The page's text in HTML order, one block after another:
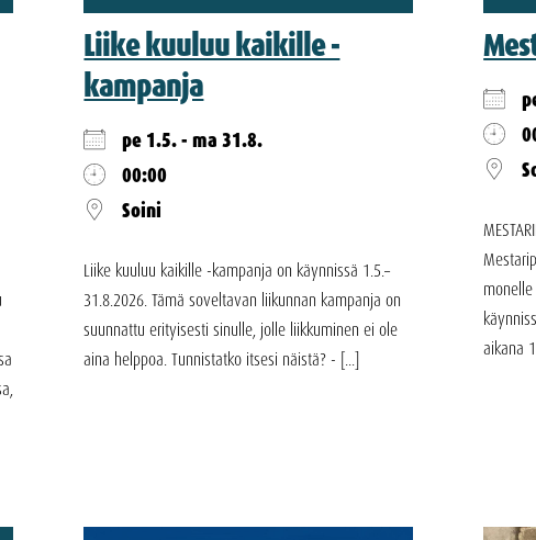
Liike kuuluu kaikille -
kampanja
pe 1.5. - ma 31.8.
00:00
Soini
Liike kuuluu kaikille -kampanja on käynnissä 1.5.–
31.8.2026. Tämä soveltavan liikunnan kampanja on
suunnattu erityisesti sinulle, jolle liikkuminen ei ole
aina helppoa. Tunnistatko itsesi näistä? - [...]
aikana